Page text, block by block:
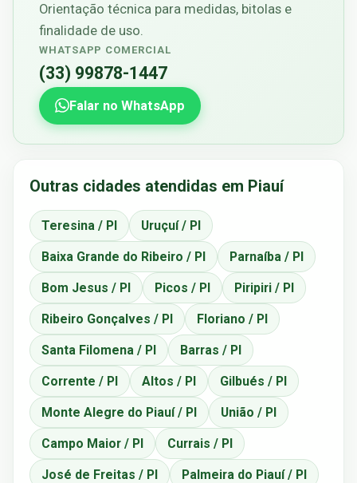
Orientação técnica para medidas, bitolas e
finalidade de uso.
WHATSAPP COMERCIAL
(33) 99878-1447
Falar no WhatsApp
Outras cidades atendidas em Piauí
Teresina / PI Uruçuí / PI
Baixa Grande do Ribeiro / PI Parnaíba / PI
Bom Jesus / PI Picos / PI Piripiri / PI
Ribeiro Gonçalves / PI Floriano / PI
Santa Filomena / PI Barras / PI
Corrente / PI Altos / PI Gilbués / PI
Monte Alegre do Piauí / PI União / PI
Campo Maior / PI Currais / PI
José de Freitas / PI Palmeira do Piauí / PI